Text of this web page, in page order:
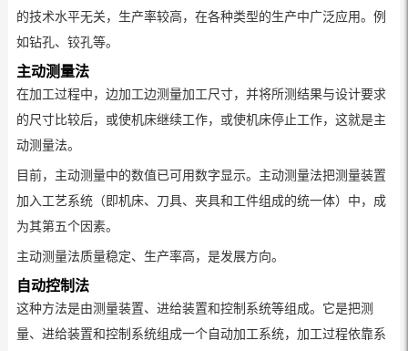
的技术水平无关，生产率较高，在各种类型的生产中广泛应用。例
如钻孔、铰孔等。
主动测量法
在加工过程中，边加工边测量加工尺寸，并将所测结果与设计要求
的尺寸比较后，或使机床继续工作，或使机床停止工作，这就是主
动测量法。
目前， 主动测量中的数值已可用数字显示。主动测量法把测量装置
加入工艺系统（即机床、刀具、夹具和工件组成的统一体）中，成
为其第五个因素。
主动测量法质量稳定、生产率高，是发展方向。
自动控制法
这种方法是由测量装置、进给装置和控制系统等组成。它是把测
量、进给装置和控制系统组成一个自动加工系统，加工过程依靠系